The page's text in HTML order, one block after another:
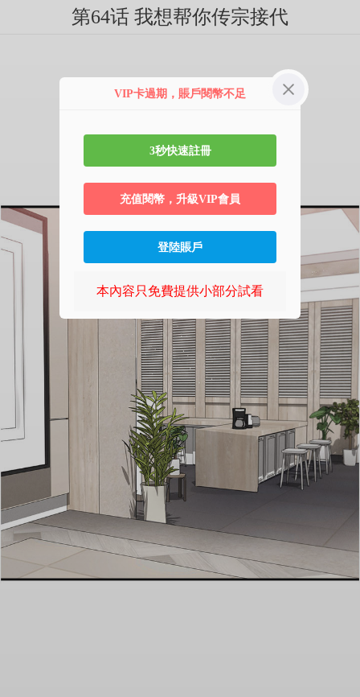
第64话 我想帮你传宗接代
VIP卡過期，賬戶閱幣不足
3秒快速註冊
充值閱幣，升級VIP會員
登陸賬戶
本內容只免費提供小部分試看